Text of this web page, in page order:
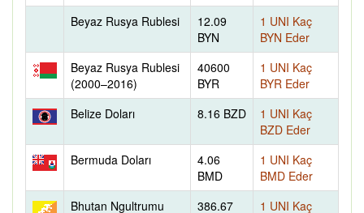
Beyaz Rusya Rublesi
12.09
BYN
1 UNI Kaç
BYN Eder
Beyaz Rusya Rublesi
(2000–2016)
40600
BYR
1 UNI Kaç
BYR Eder
Belize Doları
8.16 BZD
1 UNI Kaç
BZD Eder
Bermuda Doları
4.06
BMD
1 UNI Kaç
BMD Eder
Bhutan Ngultrumu
386.67
1 UNI Kaç